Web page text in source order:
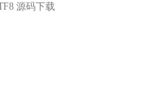
源码下载